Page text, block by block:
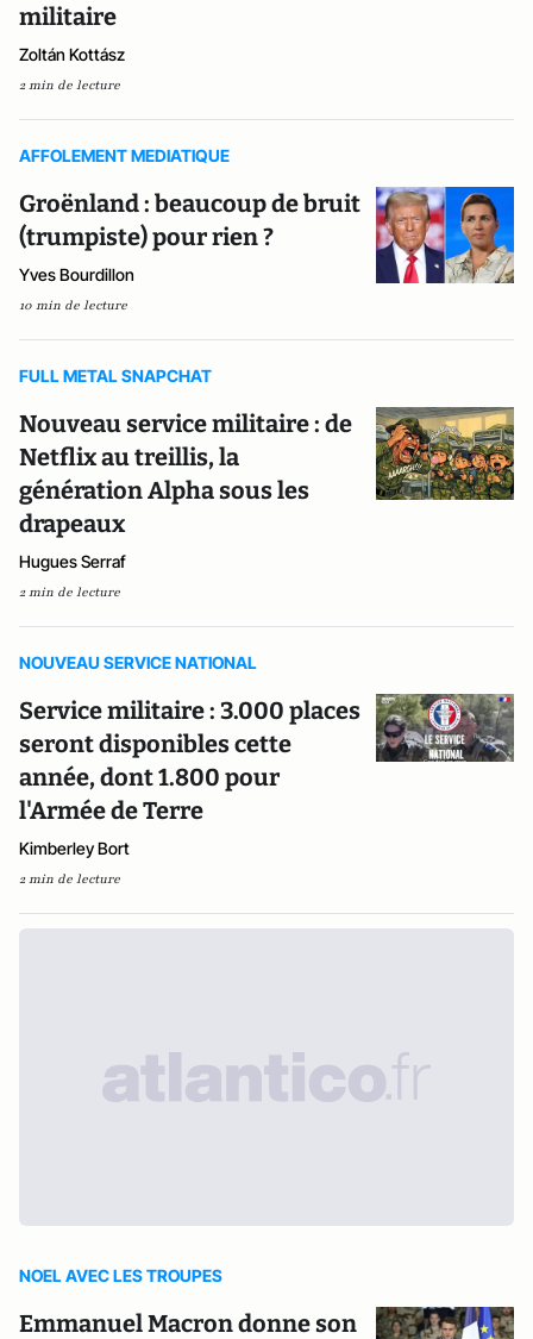
militaire
Zoltán Kottász
2 min de lecture
AFFOLEMENT MEDIATIQUE
Groënland : beaucoup de bruit
(trumpiste) pour rien ?
Yves Bourdillon
10 min de lecture
FULL METAL SNAPCHAT
Nouveau service militaire : de
Netflix au treillis, la
génération Alpha sous les
drapeaux
Hugues Serraf
2 min de lecture
NOUVEAU SERVICE NATIONAL
Service militaire : 3.000 places
seront disponibles cette
année, dont 1.800 pour
l'Armée de Terre
Kimberley Bort
2 min de lecture
NOEL AVEC LES TROUPES
Emmanuel Macron donne son